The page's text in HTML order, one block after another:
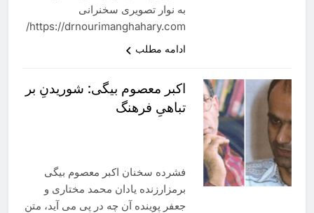
به نوار تصویری سخنرانی
https://drnourimanghahary.com/
ادامه مطلب
اکبر معصوم بیگی: شوریدنِ بر
تباهیِ فرهنگ
فشرده سخنان اکبر معصوم بیگی
برمزارزنده یادان محمد مختاری و
جعفر پوینده آن چه در پی می آید، متن